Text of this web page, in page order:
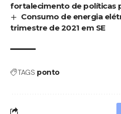
fortalecimento de políticas
Consumo de energia
trimestre de 2021 em SE
TAGS ponto